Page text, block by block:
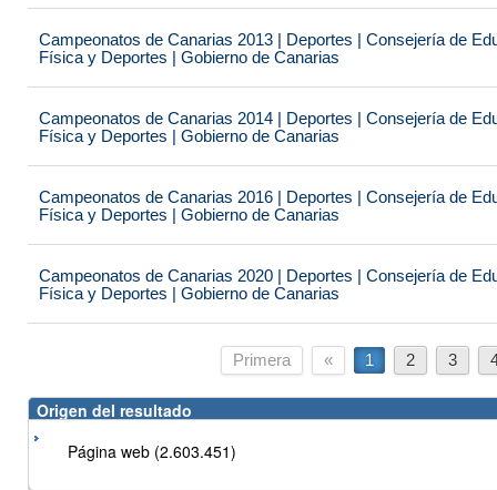
Campeonatos de Canarias 2013 | Deportes | Consejería de
Física y Deportes | Gobierno de Canarias
Campeonatos de Canarias 2014 | Deportes | Consejería de
Física y Deportes | Gobierno de Canarias
Campeonatos de Canarias 2016 | Deportes | Consejería de
Física y Deportes | Gobierno de Canarias
Campeonatos de Canarias 2020 | Deportes | Consejería de
Física y Deportes | Gobierno de Canarias
Primera « 1 2 3
Origen del resultado
Página web (2.603.451)